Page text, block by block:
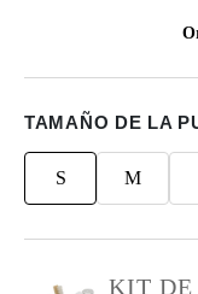
TAMAÑO DE LA
S M
KIT DE